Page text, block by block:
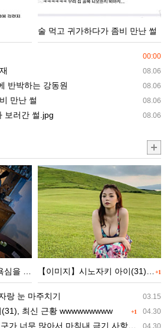
하
가
술 먹고 귀가하다가 좀비 만난 썰
00:00
08.06
08.06
반박하는 강동원
08.06
만난 썰
08.06
보러간 썰.jpg
오픈한다
【이
미
지】
시
노
자
키
아
+1
【이미지】시노자키 아이(31), 최신 근황 wwwwwwwww
03.15
랑 눈 마주치기
+1 04.30
(31), 최신 근황 wwwwwwwww
04.30
무 많아서 마침내 금기 사항을 저지른 ww